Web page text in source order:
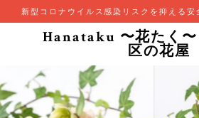
新型コロナウイルス感染リスクを抑える安
Hanataku 〜花たく
区の花屋